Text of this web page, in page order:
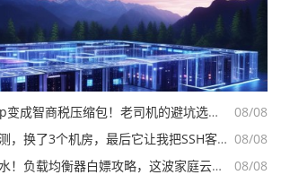
08/08
成智商税压缩包！老司机的避坑选购指南
08/08
换了3个机房，最后它让我把SSH客户端删了
08/08
衡器白嫖攻略，这波家庭云便宜到离谱，手慢真没了